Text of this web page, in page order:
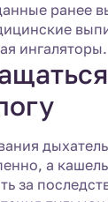
ранее
ингаляторы.
а
за